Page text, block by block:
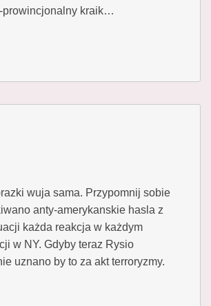
prowincjonalny kraik…
wuja sama. Przypomnij sobie
anty-amerykanskie hasla z
każda reakcja w każdym
w NY. Gdyby teraz Rysio
uznano by to za akt terroryzmy.